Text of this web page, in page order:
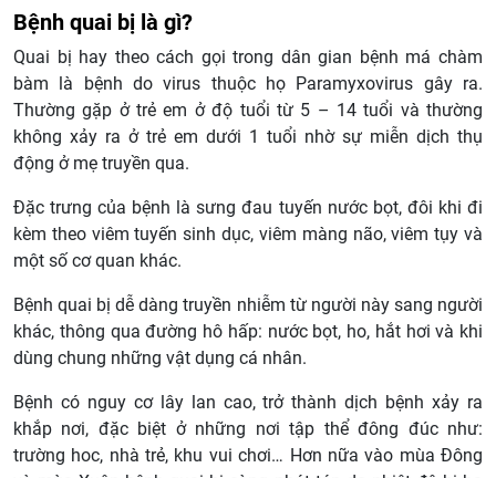
Bệnh quai bị là gì?
Quai bị hay theo cách gọi trong dân gian bệnh má chàm
bàm là bệnh do virus thuộc họ Paramyxovirus gây ra.
Thường gặp ở trẻ em ở độ tuổi từ 5 – 14 tuổi và thường
không xảy ra ở trẻ em dưới 1 tuổi nhờ sự miễn dịch thụ
động ở mẹ truyền qua.
Đặc trưng của bệnh là sưng đau tuyến nước bọt, đôi khi đi
kèm theo viêm tuyến sinh dục, viêm màng não, viêm tụy và
một số cơ quan khác.
Bệnh quai bị dễ dàng truyền nhiễm từ người này sang người
khác, thông qua đường hô hấp: nước bọt, ho, hắt hơi và khi
dùng chung những vật dụng cá nhân.
Bệnh có nguy cơ lây lan cao, trở thành dịch bệnh xảy ra
khắp nơi, đặc biệt ở những nơi tập thể đông đúc như:
trường hoc, nhà trẻ, khu vui chơi… Hơn nữa vào mùa Đông